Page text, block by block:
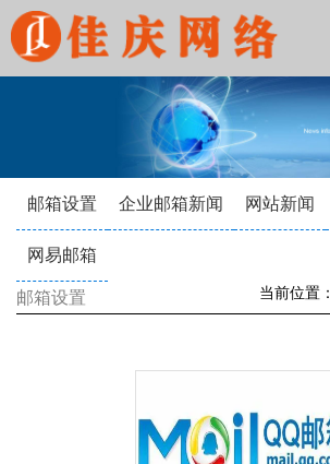
邮箱设置 企业邮箱新闻 网站新闻
网易邮箱
邮箱设置 当前位置：